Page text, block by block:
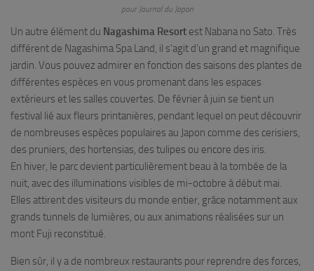
pour Journal du Japon
Un autre élément du Nagashima Resort est Nabana no Sato. Très
différent de Nagashima Spa Land, il s’agit d’un grand et magnifique
jardin. Vous pouvez admirer en fonction des saisons des plantes de
différentes espèces en vous promenant dans les espaces
extérieurs et les salles couvertes. De février à juin se tient un
festival lié aux fleurs printanières, pendant lequel on peut découvrir
de nombreuses espèces populaires au Japon comme des cerisiers,
des pruniers, des hortensias, des tulipes ou encore des iris.
En hiver, le parc devient particulièrement beau à la tombée de la
nuit, avec des illuminations visibles de mi-octobre à début mai.
Elles attirent des visiteurs du monde entier, grâce notamment aux
grands tunnels de lumières, ou aux animations réalisées sur un
mont Fuji reconstitué.
Bien sûr, il y a de nombreux restaurants pour reprendre des forces,